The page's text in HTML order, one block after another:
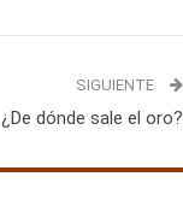
SIGUIENTE
¿De dónde sale el oro?